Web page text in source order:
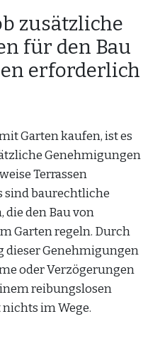
zusätzliche
für den Bau
erforderlich
Garten kaufen, ist es
Genehmigungen
Terrassen
sind baurechtliche
die den Bau von
Garten regeln. Durch
Genehmigungen
oder Verzögerungen
reibungslosen
im Wege.